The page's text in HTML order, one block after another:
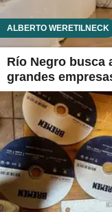
ALBERTO WERETILNECK
Río Negro busca
grandes